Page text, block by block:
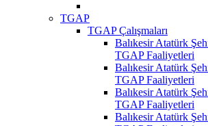
TGAP
TGAP Çalışmaları
Balıkesir Atatürk
TGAP Faaliyetleri
Balıkesir Atatürk
TGAP Faaliyetleri
Balıkesir Atatürk
TGAP Faaliyetleri
Balıkesir Atatürk